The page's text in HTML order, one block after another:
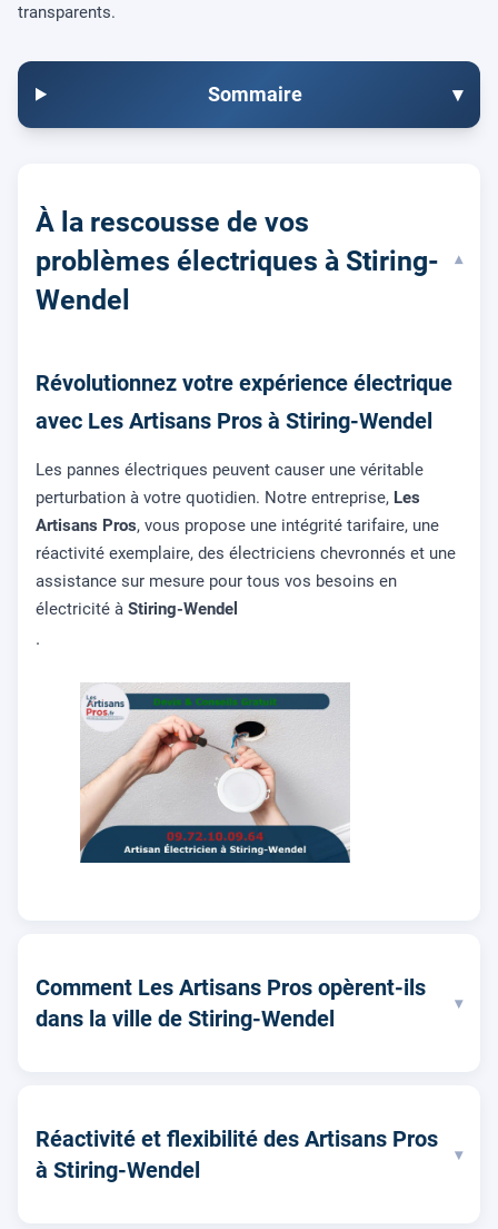
transparents.
Sommaire ▾
À la rescousse de vos
problèmes électriques à Stiring-
Wendel
▾
Révolutionnez votre expérience électrique
avec Les Artisans Pros à Stiring-Wendel
Les pannes électriques peuvent causer une véritable
perturbation à votre quotidien. Notre entreprise, Les
Artisans Pros, vous propose une intégrité tarifaire, une
réactivité exemplaire, des électriciens chevronnés et une
assistance sur mesure pour tous vos besoins en
électricité à Stiring-Wendel
.
Comment Les Artisans Pros opèrent-ils
dans la ville de Stiring-Wendel
▾
Réactivité et flexibilité des Artisans Pros
à Stiring-Wendel
▾